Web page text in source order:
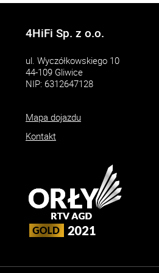
4HiFi Sp. z o.o.
ul. Wyczółkowskiego 10
44-109 Gliwice
NIP: 6312647128
Mapa dojazdu
Kontakt